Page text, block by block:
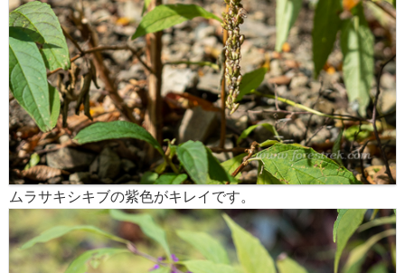
ムラサキシキブの紫色がキレイです。